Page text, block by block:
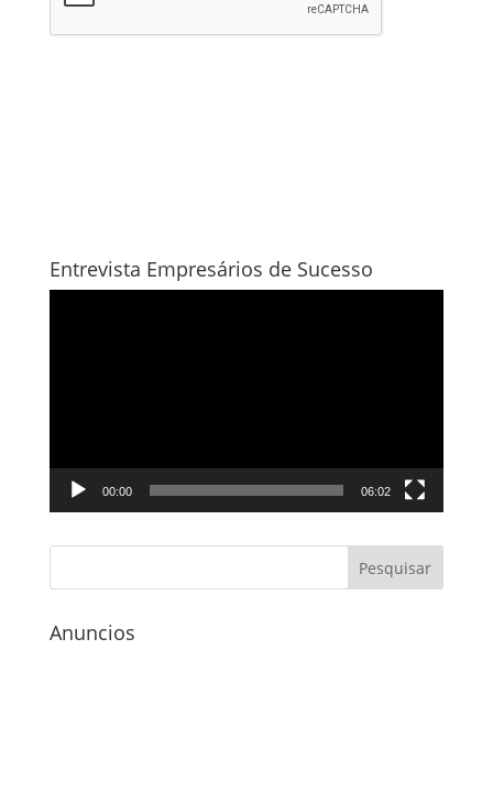
Entrevista Empresários de Sucesso
00:00 06:02
Anuncios